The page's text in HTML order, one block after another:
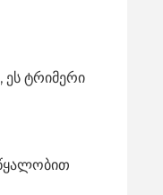
ტრიმერი